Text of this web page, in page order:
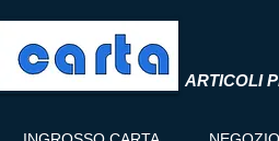
ARTICOLI